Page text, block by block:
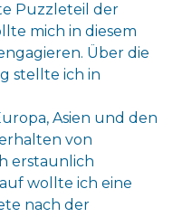
Puzzleteil der
mich in diesem
Über die
stellte ich in
Asien und den
von
erstaunlich
wollte ich eine
nach der